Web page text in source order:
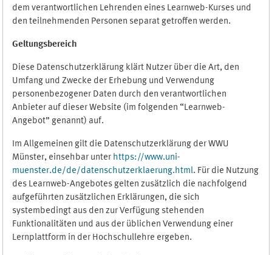
dem verantwortlichen Lehrenden eines Learnweb-Kurses und
den teilnehmenden Personen separat getroffen werden.
Geltungsbereich
Diese Datenschutzerklärung klärt Nutzer über die Art, den
Umfang und Zwecke der Erhebung und Verwendung
personenbezogener Daten durch den verantwortlichen
Anbieter auf dieser Website (im folgenden “Learnweb-
Angebot” genannt) auf.
Im Allgemeinen gilt die Datenschutzerklärung der WWU
Münster, einsehbar unter https://www.uni-
muenster.de/de/datenschutzerklaerung.html. Für die Nutzung
des Learnweb-Angebotes gelten zusätzlich die nachfolgend
aufgeführten zusätzlichen Erklärungen, die sich
systembedingt aus den zur Verfügung stehenden
Funktionalitäten und aus der üblichen Verwendung einer
Lernplattform in der Hochschullehre ergeben.